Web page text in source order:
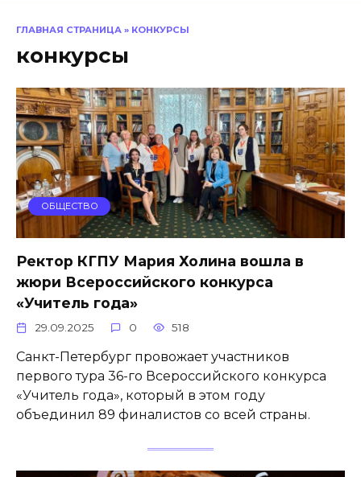
ГЛАВНАЯ СТРАНИЦА » КОНКУРСЫ
конкурсы
ОБЩЕСТВО
Ректор КГПУ Мария Холина вошла в
жюри Всероссийского конкурса
«Учитель года»
29.09.2025 0 518
Санкт-Петербург провожает участников
первого тура 36-го Всероссийского конкурса
«Учитель года», который в этом году
объединил 89 финалистов со всей страны.